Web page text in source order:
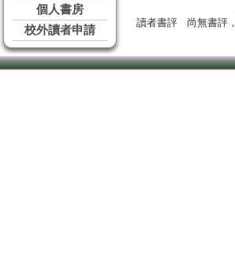
個人書房
校外讀者申請
讀者書評 尚無書評，